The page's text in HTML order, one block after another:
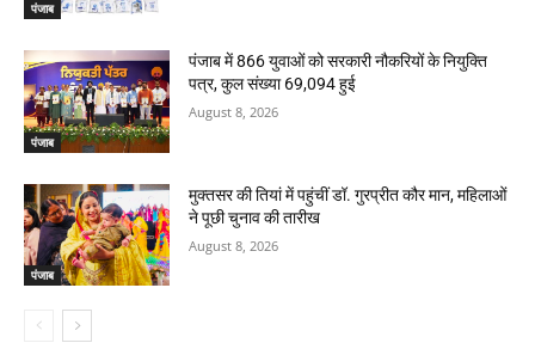
पंजाब
पंजाब
पंजाब में 866 युवाओं को सरकारी नौकरियों के नियुक्ति
पत्र, कुल संख्या 69,094 हुई
August 8, 2026
पंजाब
मुक्तसर की तियां में पहुंचीं डॉ. गुरप्रीत कौर मान, महिलाओं
ने पूछी चुनाव की तारीख
August 8, 2026